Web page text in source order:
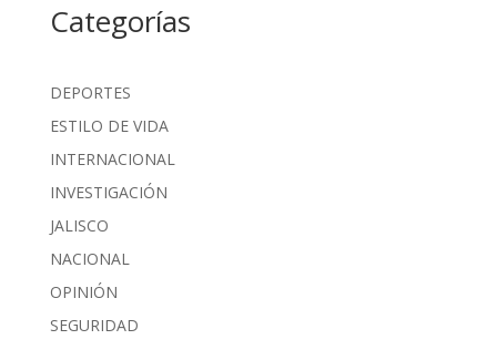
Categorías
DEPORTES
ESTILO DE VIDA
INTERNACIONAL
INVESTIGACIÓN
JALISCO
NACIONAL
OPINIÓN
SEGURIDAD